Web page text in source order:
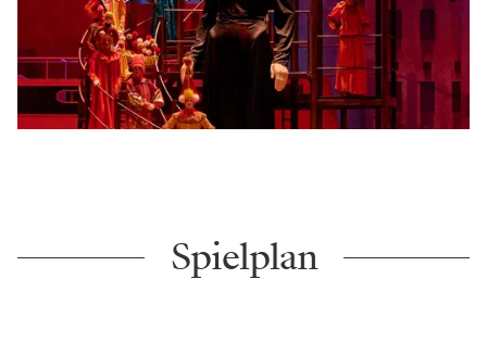
Spielplan